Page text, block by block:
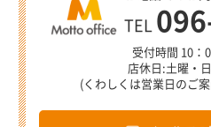
TEL
受付時間 10：
店休日:土曜・
(くわしくは営業日のご